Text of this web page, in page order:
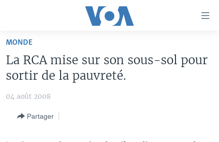
Retour
navigation
Retour
AFRIQUE
SPORT
WASHINGTON FORUM
À VOTRE AVIS
BAMBARA
MONDE
La RCA mise sur son sous-sol pour
sortir de la pauvreté.
04 août 2008
Partager